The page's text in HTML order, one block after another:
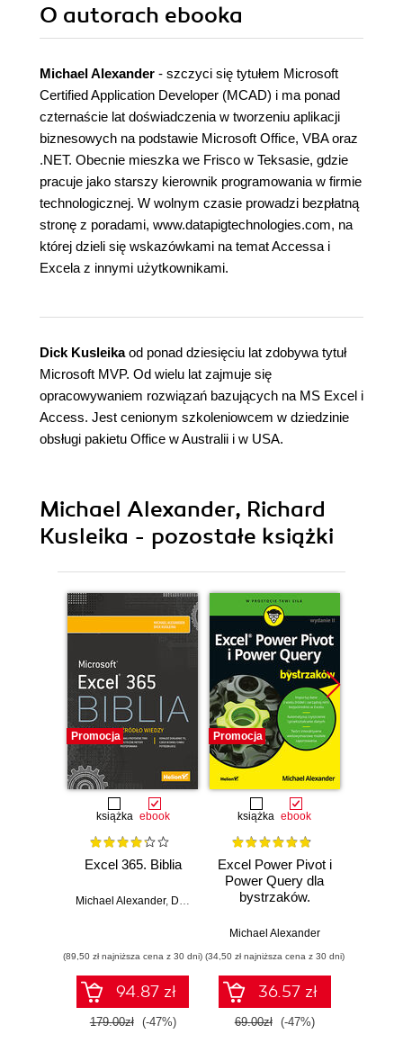
O autorach ebooka
Michael Alexander - szczyci się tytułem Microsoft
Certified Application Developer (MCAD) i ma ponad
czternaście lat doświadczenia w tworzeniu aplikacji
biznesowych na podstawie Microsoft Office, VBA oraz
.NET. Obecnie mieszka we Frisco w Teksasie, gdzie
pracuje jako starszy kierownik programowania w firmie
technologicznej. W wolnym czasie prowadzi bezpłatną
stronę z poradami, www.datapigtechnologies.com, na
której dzieli się wskazówkami na temat Accessa i
Excela z innymi użytkownikami.
Dick Kusleikaod ponad dziesięciu lat zdobywa tytuł
Microsoft MVP. Od wielu lat zajmuje się
opracowywaniem rozwiązań bazujących na MS Excel i
Access. Jest cenionym szkoleniowcem w dziedzinie
obsługi pakietu Office w Australii i w USA.
Michael Alexander, Richard
Kusleika - pozostałe książki
Promocja
książka ebook
Excel 365. Biblia
Michael Alexander, Dick Kusleika
(89,50 zł najniższa cena z 30 dni)
94.87 zł
179.00zł (-47%)
Promocja
książka ebook
Excel Power Pivot i
Power Query dla
bystrzaków.
Michael Alexander
(34,50 zł najniższa cena z 30 dni)
36.57 zł
69.00zł (-47%)